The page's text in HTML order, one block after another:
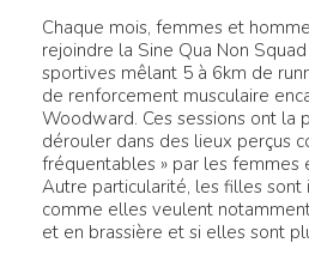
Chaque mois, femmes et
rejoindre la Sine Qua Non
sportives mêlant 5 à 6km de
de renforcement musculaire
Woodward. Ces sessions ont la
dérouler dans des lieux perçus
fréquentables » par les femmes
Autre particularité, les filles sont
comme elles veulent
et en brassière et si elles sont